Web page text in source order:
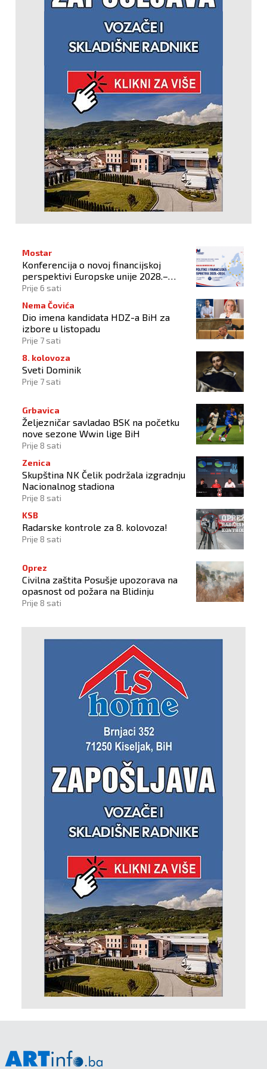
Mostar
Konferencija o novoj financijskoj
perspektivi Europske unije 2028.–
2034.
Prije 6 sati
Nema Čovića
Dio imena kandidata HDZ-a BiH za
izbore u listopadu
Prije 7 sati
8. kolovoza
Sveti Dominik
Prije 7 sati
Grbavica
Željezničar savladao BSK na početku
nove sezone Wwin lige BiH
Prije 8 sati
Zenica
Skupština NK Čelik podržala izgradnju
Nacionalnog stadiona
Prije 8 sati
KSB
Radarske kontrole za 8. kolovoza!
Prije 8 sati
Oprez
Civilna zaštita Posušje upozorava na
opasnost od požara na Blidinju
Prije 8 sati